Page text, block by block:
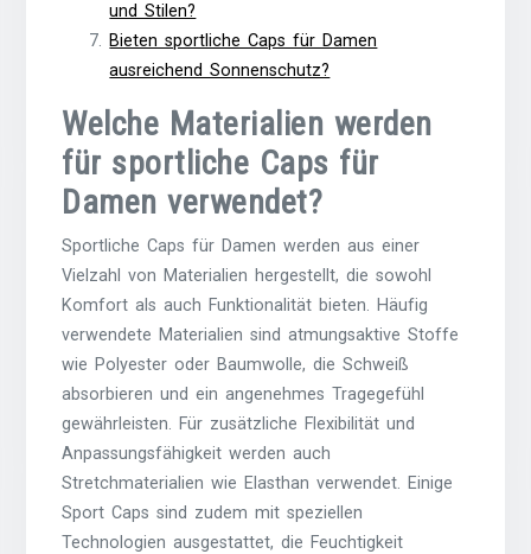
und Stilen?
Bieten sportliche Caps für Damen
ausreichend Sonnenschutz?
Welche Materialien werden
für sportliche Caps für
Damen verwendet?
Sportliche Caps für Damen werden aus einer
Vielzahl von Materialien hergestellt, die sowohl
Komfort als auch Funktionalität bieten. Häufig
verwendete Materialien sind atmungsaktive Stoffe
wie Polyester oder Baumwolle, die Schweiß
absorbieren und ein angenehmes Tragegefühl
gewährleisten. Für zusätzliche Flexibilität und
Anpassungsfähigkeit werden auch
Stretchmaterialien wie Elasthan verwendet. Einige
Sport Caps sind zudem mit speziellen
Technologien ausgestattet, die Feuchtigkeit